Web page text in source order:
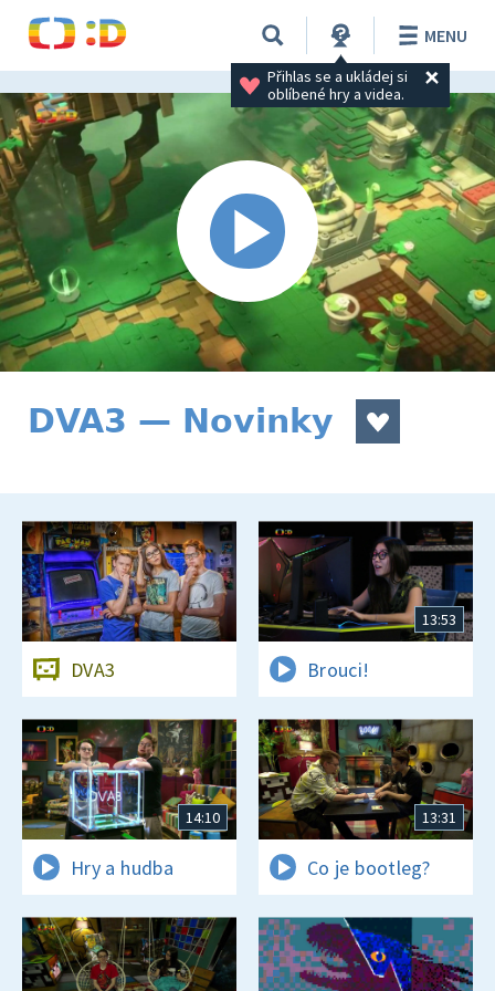
Přihlas se a ukládej si
oblíbené hry a videa.
MENU
DVA3 — Novinky
DVA3
13:53
Brouci!
14:10
Hry a hudba
13:31
Co je bootleg?